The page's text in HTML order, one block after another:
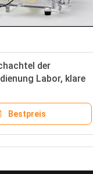
der
Labor, klare
Bestpreis